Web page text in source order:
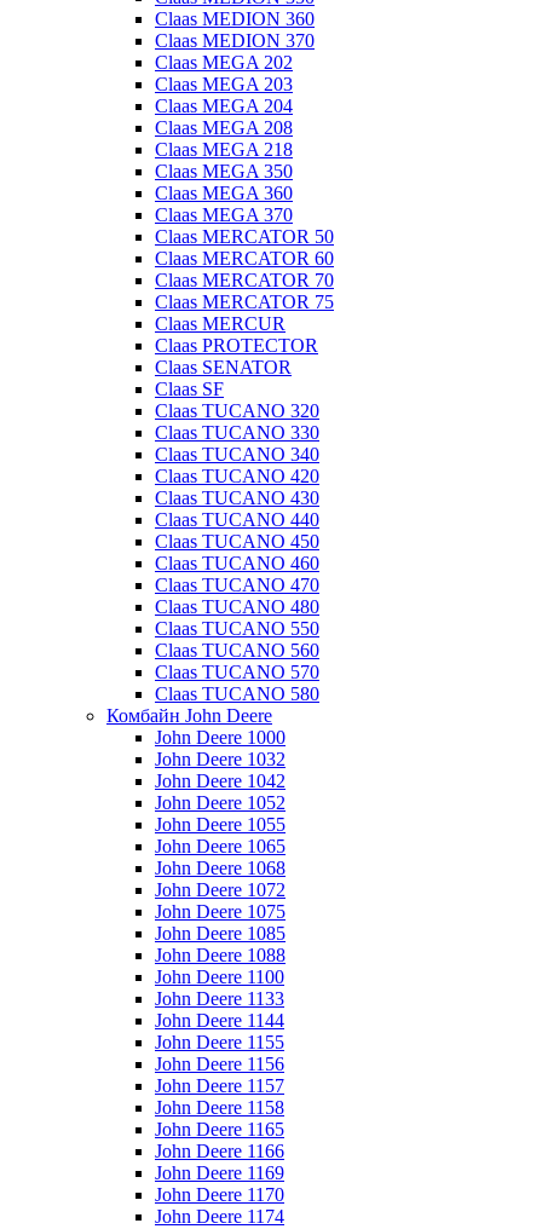
Claas MEDION 360
Claas MEDION 370
Claas MEGA 202
Claas MEGA 203
Claas MEGA 204
Claas MEGA 208
Claas MEGA 218
Claas MEGA 350
Claas MEGA 360
Claas MEGA 370
Claas MERCATOR 50
Claas MERCATOR 60
Claas MERCATOR 70
Claas MERCATOR 75
Claas MERCUR
Claas PROTECTOR
Claas SENATOR
Claas SF
Claas TUCANO 320
Claas TUCANO 330
Claas TUCANO 340
Claas TUCANO 420
Claas TUCANO 430
Claas TUCANO 440
Claas TUCANO 450
Claas TUCANO 460
Claas TUCANO 470
Claas TUCANO 480
Claas TUCANO 550
Claas TUCANO 560
Claas TUCANO 570
Claas TUCANO 580
Комбайн John Deere
John Deere 1000
John Deere 1032
John Deere 1042
John Deere 1052
John Deere 1055
John Deere 1065
John Deere 1068
John Deere 1072
John Deere 1075
John Deere 1085
John Deere 1088
John Deere 1100
John Deere 1133
John Deere 1144
John Deere 1155
John Deere 1156
John Deere 1157
John Deere 1158
John Deere 1165
John Deere 1166
John Deere 1169
John Deere 1170
John Deere 1174